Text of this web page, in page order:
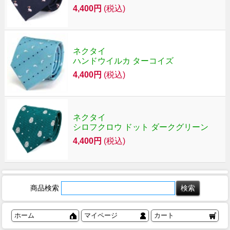
4,400円 (税込)
ネクタイ
ハンドウイルカ ターコイズ
4,400円 (税込)
ネクタイ
シロフクロウ ドット ダークグリーン
4,400円 (税込)
商品検索
ホーム マイページ カート